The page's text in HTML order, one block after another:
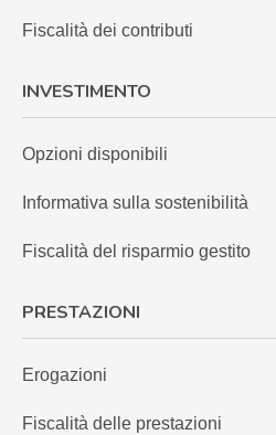
Fiscalità dei contributi
INVESTIMENTO
Opzioni disponibili
Informativa sulla sostenibilità
Fiscalità del risparmio gestito
PRESTAZIONI
Erogazioni
Fiscalità delle prestazioni